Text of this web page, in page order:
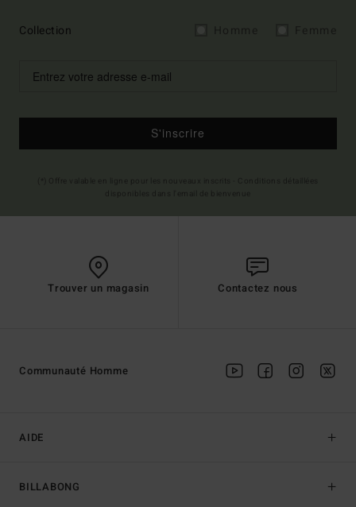
Collection
S'inscrire
Trouver un magasin Contactez nous
AIDE
BILLABONG
Communauté Homme